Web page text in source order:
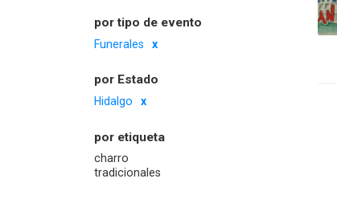
por tipo de evento
Funerales
por Estado
Hidalgo
por etiqueta
charro
tradicionales